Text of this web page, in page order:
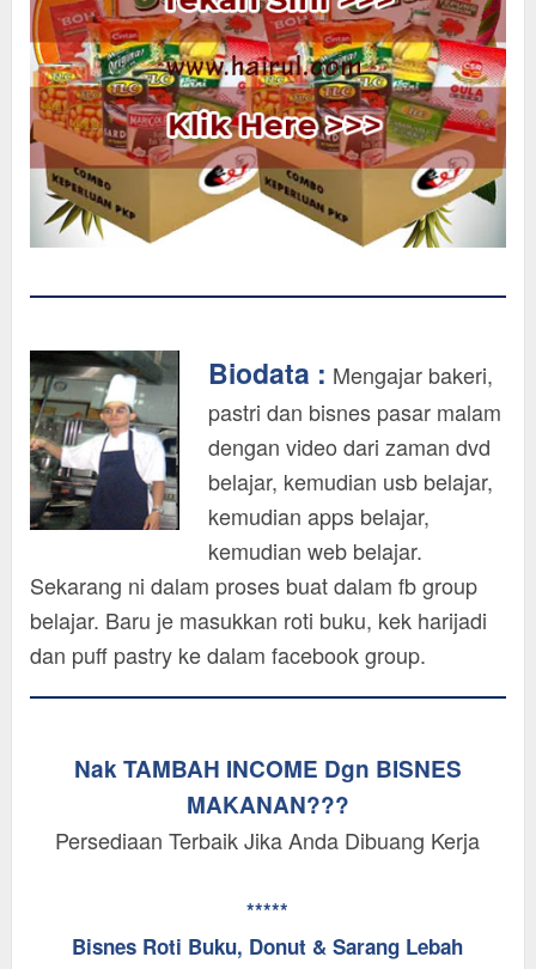
Biodata : Mengajar bakeri,
pastri dan bisnes pasar malam
dengan video dari zaman dvd
belajar, kemudian usb belajar,
kemudian apps belajar,
kemudian web belajar.
Sekarang ni dalam proses buat dalam fb group
belajar. Baru je masukkan roti buku, kek harijadi
dan puff pastry ke dalam facebook group.
Nak TAMBAH INCOME Dgn BISNES
MAKANAN???
Persediaan Terbaik Jika Anda Dibuang Kerja
*****
Bisnes Roti Buku, Donut & Sarang Lebah